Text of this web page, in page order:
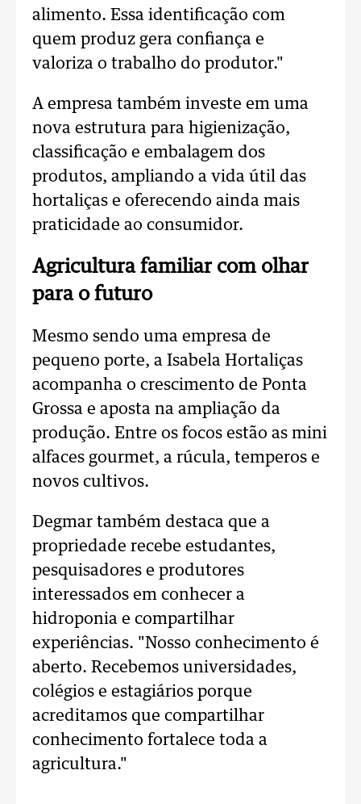
alimento. Essa identificação com
quem produz gera confiança e
valoriza o trabalho do produtor."
A empresa também investe em uma
nova estrutura para higienização,
classificação e embalagem dos
produtos, ampliando a vida útil das
hortaliças e oferecendo ainda mais
praticidade ao consumidor.
Agricultura familiar com olhar
para o futuro
Mesmo sendo uma empresa de
pequeno porte, a Isabela Hortaliças
acompanha o crescimento de Ponta
Grossa e aposta na ampliação da
produção. Entre os focos estão as mini
alfaces gourmet, a rúcula, temperos e
novos cultivos.
Degmar também destaca que a
propriedade recebe estudantes,
pesquisadores e produtores
interessados em conhecer a
hidroponia e compartilhar
experiências. "Nosso conhecimento é
aberto. Recebemos universidades,
colégios e estagiários porque
acreditamos que compartilhar
conhecimento fortalece toda a
agricultura."